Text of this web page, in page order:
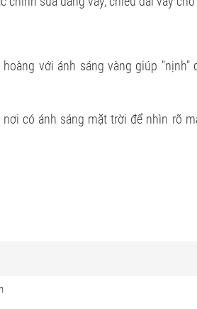
với ánh sáng vàng giúp "nịnh"
có ánh sáng mặt trời để nhìn rõ